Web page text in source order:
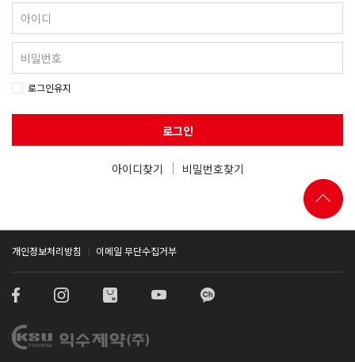
로그인유지
로그인
아이디찾기 비밀번호찾기
개인정보처리방침 이메일 무단수집거부